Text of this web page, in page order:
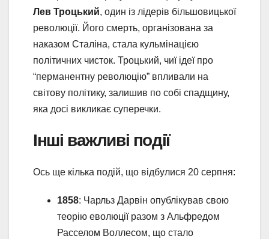
Лев Троцький, один із лідерів більшовицької
революції. Його смерть, організована за
наказом Сталіна, стала кульмінацією
політичних чисток. Троцький, чиї ідеї про
“перманентну революцію” впливали на
світову політику, залишив по собі спадщину,
яка досі викликає суперечки.
Інші важливі події
Ось ще кілька подій, що відбулися 20 серпня:
1858: Чарльз Дарвін опублікував свою
теорію еволюції разом з Альфредом
Расселом Воллесом, що стало